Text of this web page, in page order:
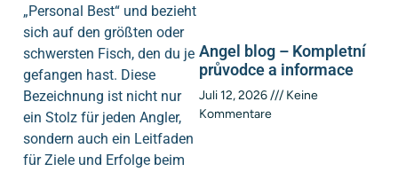
„Personal Best“ und bezieht
sich auf den größten oder
schwersten Fisch, den du je
gefangen hast. Diese
Bezeichnung ist nicht nur
ein Stolz für jeden Angler,
sondern auch ein Leitfaden
für Ziele und Erfolge beim
Angel blog – Kompletní
průvodce a informace
Juli 12, 2026
Keine
Kommentare